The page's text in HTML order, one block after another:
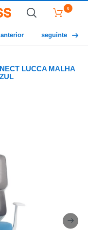
0
anterior seguinte
LUCCA MALHA